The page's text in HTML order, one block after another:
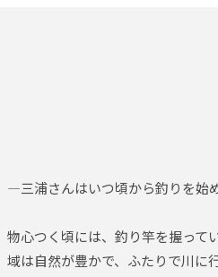
―三浦さんはいつ頃から釣りを始
物心つく頃には、釣り竿を握って
域は自然が豊かで、ふたりで川に